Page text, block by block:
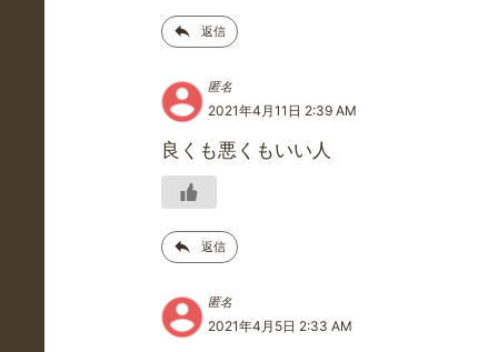
返信
匿名
2021年4月11日 2:39 AM
良くも悪くもいい人
返信
匿名
2021年4月5日 2:33 AM